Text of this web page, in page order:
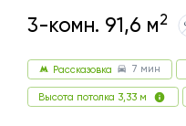
3-комн. 91,6 м2
Рассказовка 7 мин
Высота потолка 3,33 м